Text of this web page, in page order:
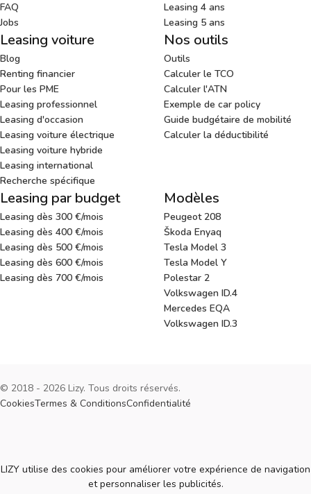
FAQ
Jobs
Leasing 4 ans
Leasing 5 ans
Leasing voiture
Blog
Renting financier
Pour les PME
Leasing professionnel
Leasing d'occasion
Leasing voiture électrique
Leasing voiture hybride
Leasing international
Recherche spécifique
Nos outils
Outils
Calculer le TCO
Calculer l'ATN
Exemple de car policy
Guide budgétaire de mobilité
Calculer la déductibilité
Leasing par budget
Leasing dès 300 €/mois
Leasing dès 400 €/mois
Leasing dès 500 €/mois
Leasing dès 600 €/mois
Leasing dès 700 €/mois
Modèles
Peugeot 208
Škoda Enyaq
Tesla Model 3
Tesla Model Y
Polestar 2
Volkswagen ID.4
Mercedes EQA
Volkswagen ID.3
© 2018 - 2026 Lizy. Tous droits réservés.
CookiesTermes & ConditionsConfidentialité
Cookies
LIZY utilise des cookies pour améliorer votre expérience de navigation
et personnaliser les publicités.